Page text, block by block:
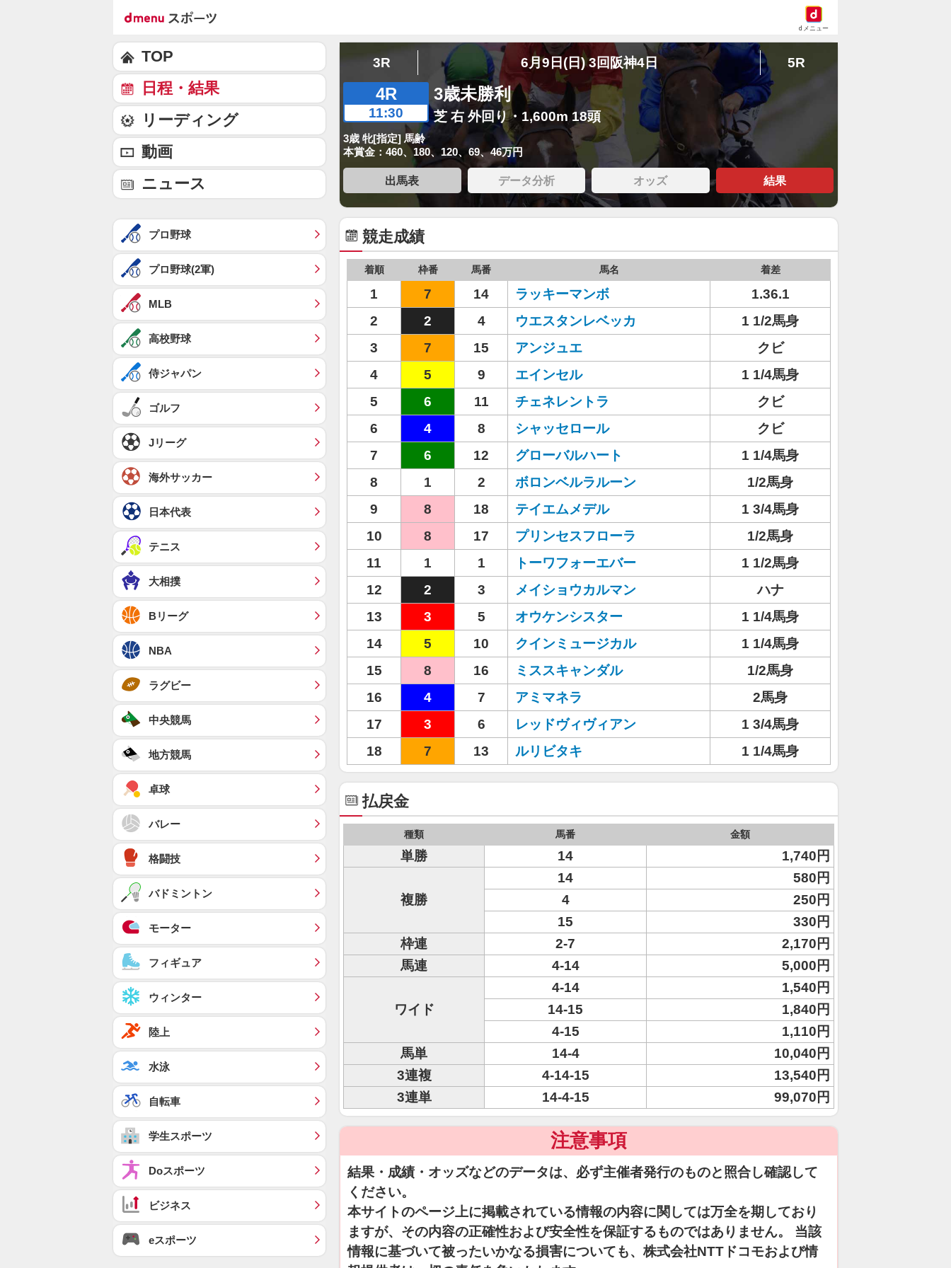
dメニュー
3R 6月9日(日) 3回阪神4日 5R
4R
11:30
3歳未勝利
芝 右 外回り・1,600m 18頭
3歳 牝[指定] 馬齢
本賞金：460、180、120、69、46万円
出馬表 データ分析 オッズ 結果
競走成績
着順 枠番 馬番 馬名 着差
1 7 14 ラッキーマンボ
1.36.1
2
2 4 ウエスタンレベッカ
1 1/2馬身
3
7 15 アンジュエ
クビ
4
5 9 エインセル
1 1/4馬身
5
6 11 チェネレントラ
クビ
6
4 8 シャッセロール
クビ
7
6 12 グローバルハート
1 1/4馬身
8
1 2 ボロンベルラルーン
1/2馬身
9
8 18 テイエムメデル
1 3/4馬身
10
8 17 プリンセスフローラ
1/2馬身
11
1 1 トーワフォーエバー
1 1/2馬身
12
2 3 メイショウカルマン
ハナ
13
3 5 オウケンシスター
1 1/4馬身
14
5 10 クインミュージカル
1 1/4馬身
15
8 16 ミススキャンダル
1/2馬身
16
4 7 アミマネラ
2馬身
17
3 6 レッドヴィヴィアン
1 3/4馬身
18
7 13 ルリビタキ 1 1/4馬身
払戻金
種類 馬番 金額
単勝 14 1,740円
複勝
14
580円
4
250円
15
330円
枠連
2-7
2,170円
馬連
4-14 5,000円
ワイド
4-14
1,540円
14-15
1,840円
4-15
1,110円
馬単
14-4
10,040円
3連複
4-14-15
13,540円
3連単
14-4-15 99,070円
注意事項
結果・成績・オッズなどのデータは、必ず主催者発行のものと照合し確認して
ください。
本サイトのページ上に掲載されている情報の内容に関しては万全を期しており
ますが、その内容の正確性および安全性を保証するものではありません。 当該
情報に基づいて被ったいかなる損害についても、株式会社NTTドコモおよび情
TOP
日程・結果
リーディング
動画
ニュース
プロ野球
プロ野球(2軍)
MLB
高校野球
侍ジャパン
ゴルフ
Jリーグ
海外サッカー
日本代表
テニス
大相撲
Bリーグ
NBA
ラグビー
中央競馬
地方競馬
卓球
バレー
格闘技
バドミントン
モーター
フィギュア
ウィンター
陸上
水泳
自転車
学生スポーツ
Doスポーツ
ビジネス
eスポーツ